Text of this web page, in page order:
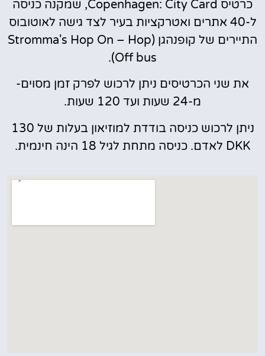
כרטיס Copenhagen: City Card, שמקנה כניסה
ל-40 אתרים ואטרקציות בעיר לצד גישה לאוטובוס
התיירים של קופנהגן (Stromma's Hop On – Hop
Off bus).
את שני הכרטיסים ניתן לרכוש לפרק זמן מסוים-
מ-24 שעות ועד 120 שעות.
ניתן לרכוש כניסה בודדת למוזיאון בעלות של 130
DKK לאדם. כניסה מתחת לגיל 18 הינה חינמית.